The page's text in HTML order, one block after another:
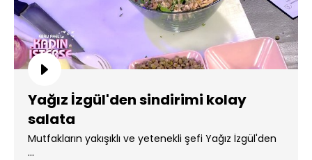
Yağız İzgül'den sindirimi kolay
salata
Mutfakların yakışıklı ve yetenekli şefi Yağız İzgül'den
...